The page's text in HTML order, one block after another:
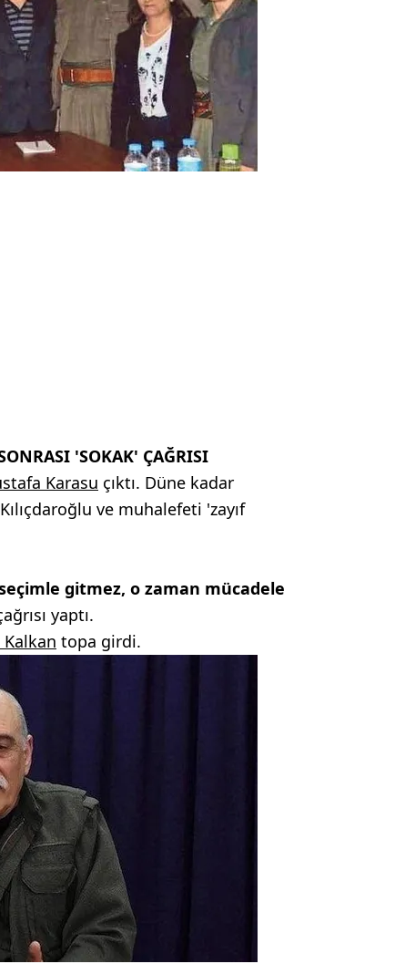
'SOKAK' ÇAĞRISI
Karasu çıktı. Düne kadar
ve muhalefeti 'zayıf
gitmez, o zaman mücadele
yaptı.
topa girdi.